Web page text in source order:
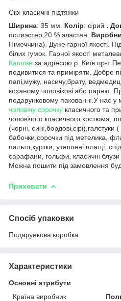
Сірі класичні підтяжки
Ширина: 35 мм. Колір: сірий .
полиэстер,20 % эластан.
Німеччина). Дуже гарної якості.
білих гумок. Гарної якості
Каштан за адресою р. Київ пр-т
подивитися та приміряти. Добре
папі,мужу, насичу,брату,
коханому чоловікові або парню.
подарунковому пакованні.У нас у
чоловічу сорочку класичного та
чоловічого класичного костюма,
(чорні, сині,бордові,сірі),галстуки
бабочки,сорочки під метелика,
пальто,куртки, утеплені плащі,
сарафани, гольфи, класичні блузи
Можна пошити під замовлення
Приховати
Спосіб упаковки
Подарункова коробка
Характеристики
Основні атрибути
Країна виробник